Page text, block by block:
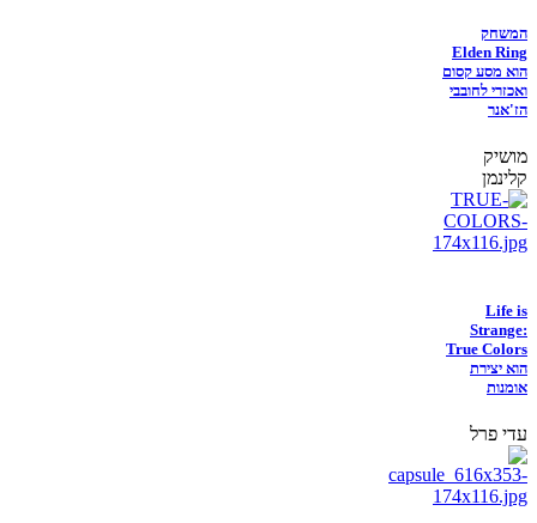
המשחק
Elden Ring
הוא מסע קסום
ואכזרי לחובבי
הז'אנר
מושיק
קלינמן
Life is
Strange:
True Colors
הוא יצירת
אומנות
עדי פרל